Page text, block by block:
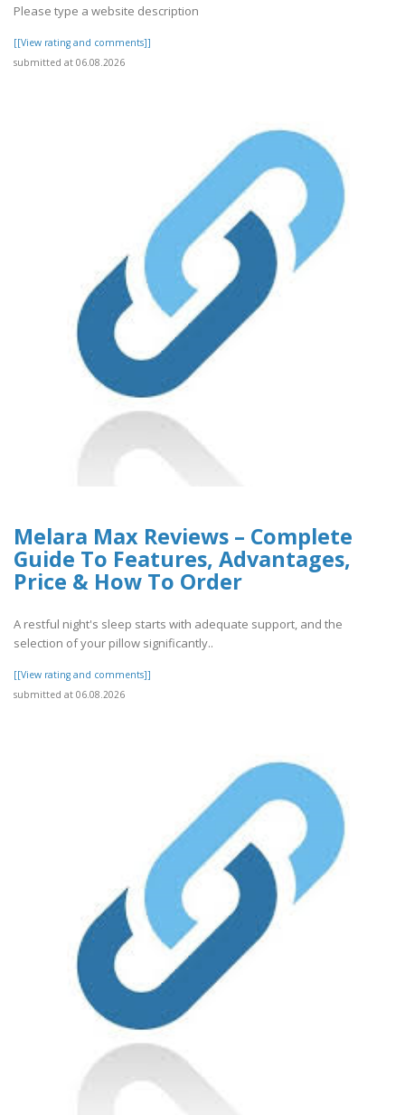
Please type a website description
[[View rating and comments]]
submitted at 06.08.2026
Melara Max Reviews – Complete
Guide To Features, Advantages,
Price & How To Order
A restful night's sleep starts with adequate support, and the
selection of your pillow significantly..
[[View rating and comments]]
submitted at 06.08.2026